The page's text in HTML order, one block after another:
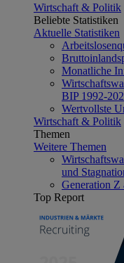
Wirtschaft & Politik
Beliebte Statistiken
Aktuelle Statistiken
Monatliche
BIP 1992-
Wertvollste
Wirtschaft & Politik
Themen
Weitere Themen
und
Generation Z
Top Report